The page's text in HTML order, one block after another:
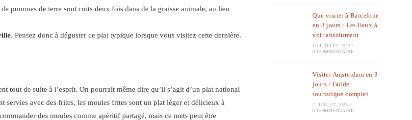
pommes de terre sont cuits deux fois dans de la graisse animale, au lieu
. Pensez donc à déguster ce plat typique lorsque vous visitez cette dernière.
tout de suite à l’esprit. On pourrait même dire qu’il s’agit d’un plat national
servies avec des frites, les moules frites sont un plat léger et délicieux à
des moules comme apéritif partagé, mais ce mets peut être
Que visiter à Barcelone
en 3 jours : Les lieux à
voir absolument
10 JUILLET 2023 /
0 COMMENTAIRE
Visiter Amsterdam en 3
jours : Guide
touristique complet
7 JUILLET 2023 /
0 COMMENTAIRE